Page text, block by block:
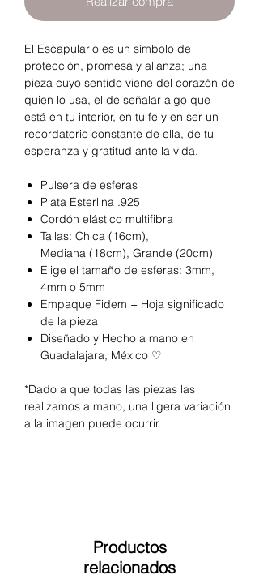
El Escapulario es un símbolo de
protección, promesa y alianza; una
pieza cuyo sentido viene del corazón de
quien lo usa, el de señalar algo que
está en tu interior, en tu fe y en ser un
recordatorio constante de ella, de tu
esperanza y gratitud ante la vida.
Pulsera de esferas
Plata Esterlina .925
Cordón elástico multifibra
Tallas: Chica (16cm),
Mediana (18cm), Grande (20cm)
Elige el tamaño de esferas: 3mm,
4mm o 5mm
Empaque Fidem + Hoja significado
de la pieza
Diseñado y Hecho a mano en
Guadalajara, México ♡
*Dado a que todas las piezas las
realizamos a mano, una ligera variación
a la imagen puede ocurrir.
Productos
relacionados